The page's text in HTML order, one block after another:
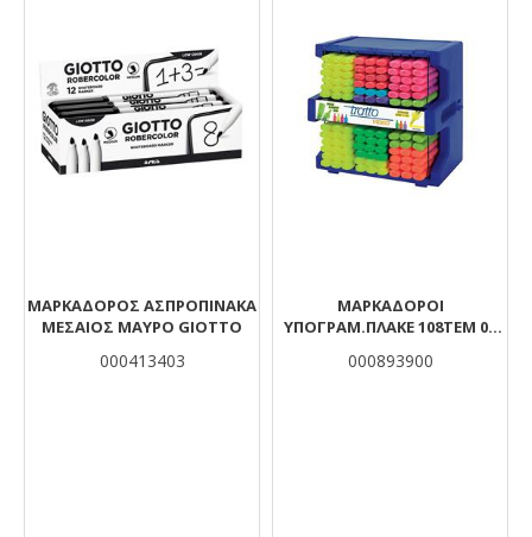
ΜΑΡΚΑΔΟΡΟΣ ΑΣΠΡΟΠΙΝΑΚΑ
ΜΕΣΑΙΟΣ ΜΑΥΡΟ GIOTTO
000413403
ΜΑΡΚΑΔΟΡΟΙ
ΥΠΟΓΡΑΜ.ΠΛΑΚΕ 108TΕΜ 05
000893900